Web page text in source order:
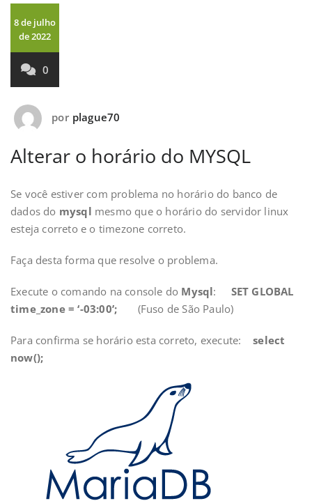
8 de julho
de 2022
0
por plague70
Alterar o horário do MYSQL
Se você estiver com problema no horário do banco de
dados do mysql mesmo que o horário do servidor linux
esteja correto e o timezone correto.
Faça desta forma que resolve o problema.
Execute o comando na console do Mysql: SET GLOBAL
time_zone = ‘-03:00’; (Fuso de São Paulo)
Para confirma se horário esta correto, execute:select
now();